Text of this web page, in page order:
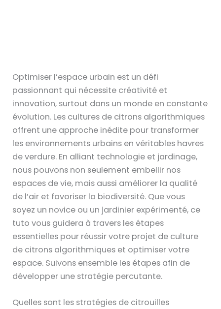
Optimiser l’espace urbain est un défi
passionnant qui nécessite créativité et
innovation, surtout dans un monde en constante
évolution. Les cultures de citrons algorithmiques
offrent une approche inédite pour transformer
les environnements urbains en véritables havres
de verdure. En alliant technologie et jardinage,
nous pouvons non seulement embellir nos
espaces de vie, mais aussi améliorer la qualité
de l’air et favoriser la biodiversité. Que vous
soyez un novice ou un jardinier expérimenté, ce
tuto vous guidera à travers les étapes
essentielles pour réussir votre projet de culture
de citrons algorithmiques et optimiser votre
espace. Suivons ensemble les étapes afin de
développer une stratégie percutante.
Quelles sont les stratégies de citrouilles